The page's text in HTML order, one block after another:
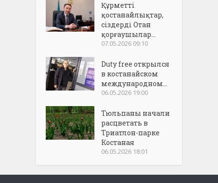
Құрметті
қостанайлықтар,
сіздерді Отан
қорғаушылар...
07.05.2026 09:10
Duty free открылся
в костанайском
международном...
06.05.2026 19:00
Тюльпаны начали
расцветать в
Триатлон-парке
Костаная
06.05.2026 18:01